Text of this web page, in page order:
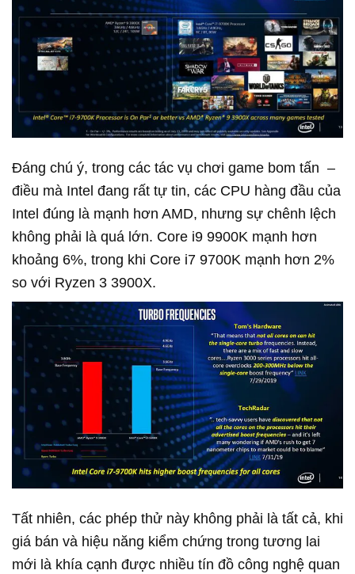
Đáng chú ý, trong các tác vụ chơi game bom tấn –
điều mà Intel đang rất tự tin, các CPU hàng đầu của
Intel đúng là mạnh hơn AMD, nhưng sự chênh lệch
không phải là quá lớn. Core i9 9900K mạnh hơn
khoảng 6%, trong khi Core i7 9700K mạnh hơn 2%
so với Ryzen 3 3900X.
Tất nhiên, các phép thử này không phải là tất cả, khi
giá bán và hiệu năng kiểm chứng trong tương lai
mới là khía cạnh được nhiều tín đồ công nghệ quan